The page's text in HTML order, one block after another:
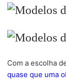
Com a escolha
quase que uma